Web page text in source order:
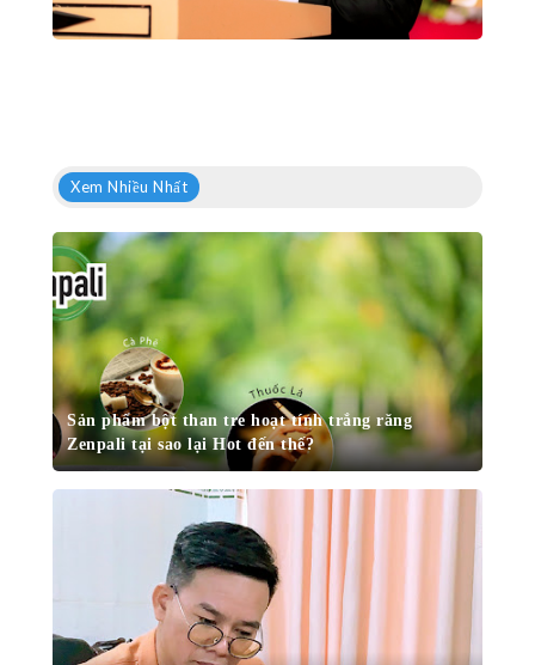
Xem Nhiều Nhất
Sản phẩm bột than tre hoạt tính trắng răng
Zenpali tại sao lại Hot đến thế?